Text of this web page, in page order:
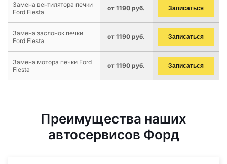
Замена вентилятора печки
Ford Fiesta
от 1190 руб. Записаться
Замена заслонок печки
Ford Fiesta
от 1190 руб. Записаться
Замена мотора печки Ford
Fiesta
от 1190 руб. Записаться
Преимущества наших
автосервисов Форд